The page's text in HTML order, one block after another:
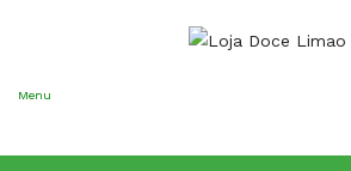
Menu
Conheça osNossos Cursos